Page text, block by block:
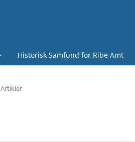
Historisk Samfund for Ribe Amt
Artikler